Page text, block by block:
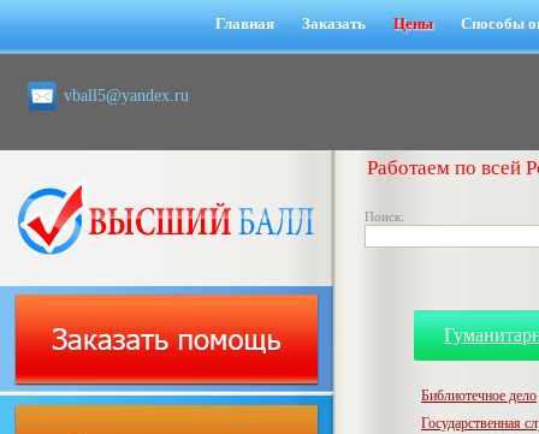
Главная Заказать Цены Способы
vball5@yandex.ru
Работаем по всей
Поиск:
Библиотечное дело
Государственная